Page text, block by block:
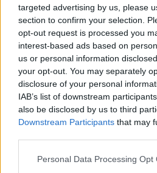
targeted advertising by us, please
section to confirm your selection.
opt-out request is processed you
interest-based ads based on
us or personal information
your opt-out. You may separately
disclosure of your personal
IAB’s list of downstream
also be disclosed by us to third
Downstream Participants that may
Personal Data Processing Opt
O percurso do quarto dia de
repetição da etapa de hoje,
desafios para os pilotos em
difíceis.
Mais informações disponíveis
Tags: destaque
International
motos